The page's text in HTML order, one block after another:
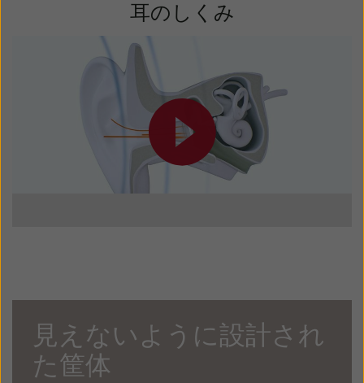
耳のしくみ
見えないように設計され
た筐体